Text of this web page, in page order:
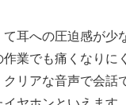
て耳への圧迫感が少
業でも痛くなりに
リアな音声で会話